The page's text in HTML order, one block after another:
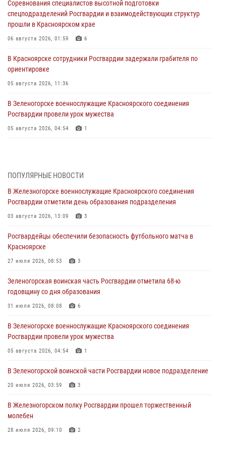
Соревнования специалистов высотной подготовки
спецподразделений Росгвардии и взаимодействующих структур
прошли в Красноярском крае
06 августа 2026, 01:59 6
В Красноярске сотрудники Росгвардии задержали грабителя по
ориентировке
05 августа 2026, 11:36
В Зеленогорске военнослужащие Красноярского соединения
Росгвардии провели урок мужества
05 августа 2026, 04:54 1
05 августа 2026, 04:52 1
В Красноярске сотрудники вневедомственной охраны Росгвардии
задержали подозреваемого в серии краж из гипермаркета
04 августа 2026, 09:57
Сотрудники Росгвардии обеспечили общественный порядок во
время проведения экстремального заплыва в Дудинке
04 августа 2026, 08:36
В Красноярске сотрудники Росгвардии задержали подозреваемого
в серии краж из супермаркета
04 августа 2026, 06:50
Военнослужащие Красноярского соединения Росгвардии
познакомили отдыхающих детей с тонкостями РХБ защиты
03 августа 2026, 13:12 2
ПОПУЛЯРНЫЕ НОВОСТИ
В Железногорске военнослужащие Красноярского соединения
Росгвардии отметили день образования подразделения
03 августа 2026, 13:09 3
Росгвардейцы обеспечили безопасность футбольного матча в
Красноярске
27 июля 2026, 08:53 3
Зеленогорская воинская часть Росгвардии отметила 68-ю
годовщину со дня образования
31 июля 2026, 08:08 6
В Зеленогорске военнослужащие Красноярского соединения
Росгвардии провели урок мужества
05 августа 2026, 04:54 1
В Зеленогорской воинской части Росгвардии новое подразделение
20 июля 2026, 03:59 3
В Железногорском полку Росгвардии прошел торжественный
молебен
28 июля 2026, 09:10 2